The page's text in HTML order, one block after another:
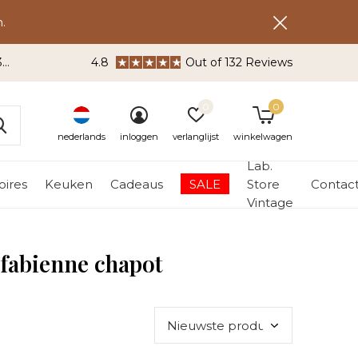
Keuken Cadeaus SALE
Lab.
Store
Vintage
nederlands inloggen verlanglijst winkelwagen
0
4.8 Out of 132 Reviews
chapot